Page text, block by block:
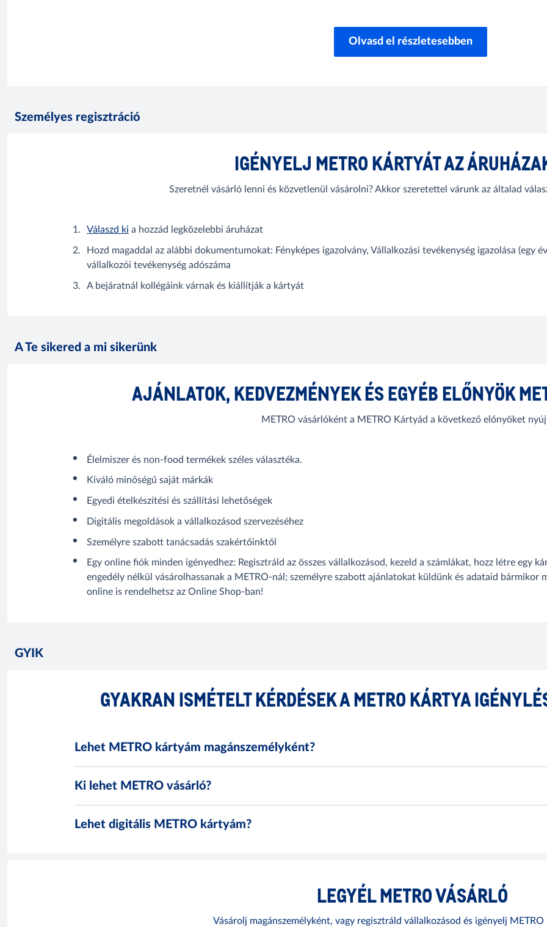
Olvasd el részletesebben
Személyes regisztráció
IGÉNYELJ METRO KÁRTYÁT AZ
Szeretnél vásárló lenni és közvetlenül vásárolni? Akkor szeretettel várunk az általad
Válaszd ki a hozzád legközelebbi áruházat
Hozd magaddal az alábbi dokumentumokat: Fényképes igazolvány, Vállalkozási tevékenység igazolása (egy
vállalkozói tevékenység adószáma
A bejáratnál kollégáink várnak és kiállítják a kártyát
A Te sikered a mi sikerünk
AJÁNLATOK, KEDVEZMÉNYEK ÉS EGYÉB ELŐNYÖK
METRO vásárlóként a METRO Kártyád a következő előnyöket
Élelmiszer és non-food termékek széles választéka.
Kiváló minőségű saját márkák
Egyedi ételkészítési és szállítási lehetőségek
Digitális megoldások a vállalkozásod szervezéséhez
Személyre szabott tanácsadás szakértőinktől
Egy online fiók minden igényedhez: Regisztráld az összes vállalkozásod, kezeld a számlákat, hozz létre egy
engedély nélkül vásárolhassanak a METRO-nál; személyre szabott ajánlatokat küldünk és adataid bármikor
online is rendelhetsz az Online Shop-ban!
GYIK
GYAKRAN ISMÉTELT KÉRDÉSEK A METRO KÁRTYA
Lehet METRO kártyám magánszemélyként?
Ki lehet METRO vásárló?
Lehet digitális METRO kártyám?
LEGYÉL METRO VÁSÁRLÓ
Vásárolj magánszemélyként, vagy regisztráld vállalkozásod és igényelj